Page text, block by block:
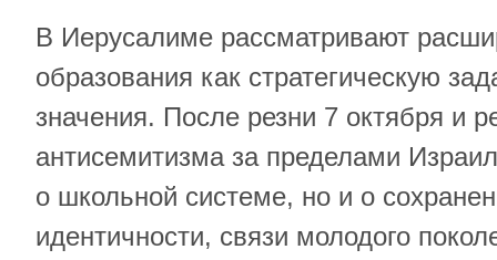
В Иерусалиме рассматривают
образования как стратегическую
значения. После резни 7 октября и
антисемитизма за пределами
о школьной системе, но и о
идентичности, связи молодого